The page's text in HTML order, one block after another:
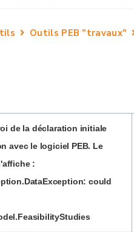
Outils PEB "travaux"
de la déclaration initiale
avec le logiciel PEB. Le
:
could